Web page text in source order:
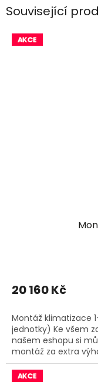
Související
20 160 Kč
Montáž klimatizace
jednotky) Ke všem
našem eshopu si
montáž za extra